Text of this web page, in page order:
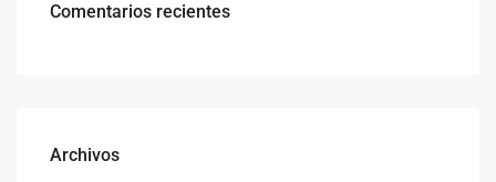
Comentarios recientes
Archivos